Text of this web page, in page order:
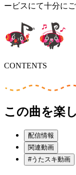
ービスにて十分に
CONTENTS
この曲を楽
配信情報
関連動画
#うたスキ動画